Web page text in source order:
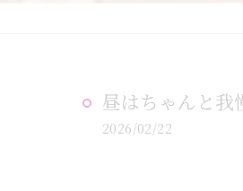
昼はちゃんと我
2026/02/22